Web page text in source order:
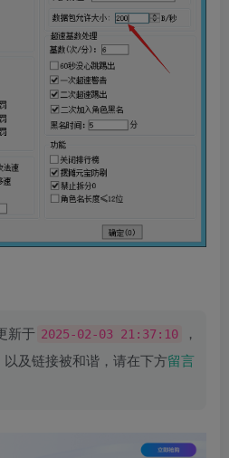
新于 2025-02-03 21:37:10
，
及链接被和谐，请在下方留言